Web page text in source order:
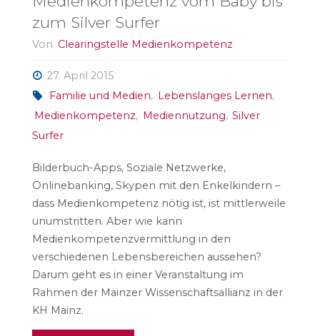
zum Silver Surfer
Von Clearingstelle Medienkompetenz
27. April 2015
Familie und Medien, Lebenslanges Lernen,
Medienkompetenz, Mediennutzung, Silver
Surfer
Bilderbuch-Apps, Soziale Netzwerke,
Onlinebanking, Skypen mit den Enkelkindern –
dass Medienkompetenz nötig ist, ist mittlerweile
unumstritten. Aber wie kann
Medienkompetenzvermittlung in den
verschiedenen Lebensbereichen aussehen?
Darum geht es in einer Veranstaltung im
Rahmen der Mainzer Wissenschaftsallianz in der
KH Mainz.